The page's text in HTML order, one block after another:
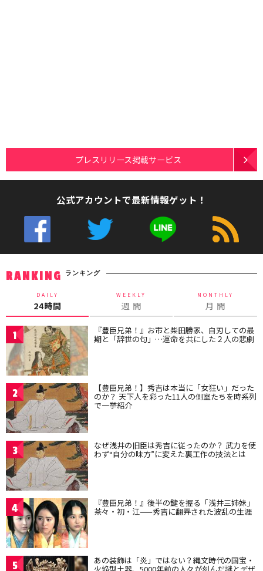
プレスリリース掲載サービス
公式アカウントで最新情報ゲット！
RANKING ランキング
DAILY
24時間
WEEKLY
週 間
MONTHLY
月 間
1 『豊臣兄弟！』お市と柴田勝家、自刃しての最
期と「辞世の句」…運命を共にした２人の悲劇
2 【豊臣兄弟！】秀吉は本当に「女狂い」だった
のか？ 天下人を彩った11人の側室たちを時系列
で一挙紹介
3 なぜ浅井の旧臣は秀吉に従ったのか？ 武力を使
わず“自分の味方”に変えた裏工作の技法とは
4 『豊臣兄弟！』後半の鍵を握る「浅井三姉妹」
茶々・初・江——秀吉に翻弄された波乱の生涯
5 あの装飾は「炎」ではない？縄文時代の国宝・